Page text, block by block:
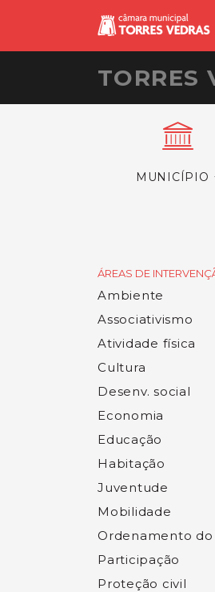
TORRES
MUNICÍPIO
ÁREAS DE
Ambiente
Associativismo
Atividade física
Cultura
Desenv. social
Economia
Educação
Habitação
Juventude
Mobilidade
Ordenamento
Participação
Proteção civil